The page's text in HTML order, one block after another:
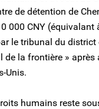
de détention de
000 CNY (équivalant
le tribunal du district
la frontière » après
Unis.
humains reste